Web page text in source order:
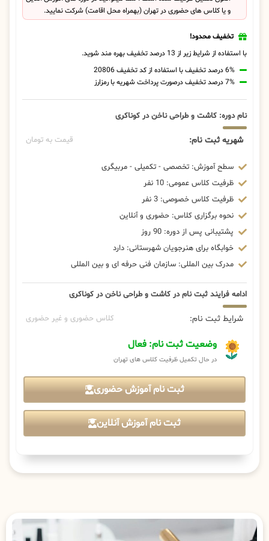
و یا کلاس های حضوری در تهران (بهمراه محل اقامت) شرکت نمایید.
تخفیف محدود!
با استفاده از شرایط زیر از 13 درصد تخفیف بهره مند شوید.
6% درصد تخفیف با استفاده از کد تخفیف 20806
7% درصد تخفیف درصورت پرداخت شهریه با رمزارز
نام دوره: کاشت و طراحی ناخن در کوناکری
شهریه ثبت نام: قیمت به تومان
سطح آموزش: تخصصی - تکمیلی - مربیگری
ظرفیت کلاس عمومی: 10 نفر
ظرفیت کلاس خصوصی: 3 نفر
نحوه برگزاری کلاس: حضوری و آنلاین
پشتیبانی پس از دوره: 90 روز
خوابگاه برای هنرجویان شهرستانی: دارد
مدرک بین المللی: سازمان فنی حرفه ای و بین المللی
ادامه فرایند ثبت نام در کاشت و طراحی ناخن در کوناکری
شرایط ثبت نام: کلاس حضوری و غیر حضوری
وضعیت ثبت نام: فعال
در حال تکمیل ظرفیت کلاس های تهران
ثبت نام آموزش حضوری
ثبت نام آموزش آنلاین